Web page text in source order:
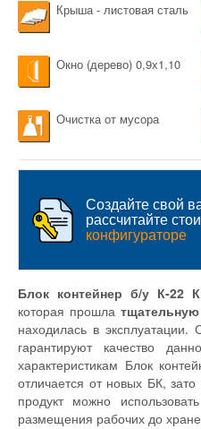
Крыша - листовая сталь
Окно (дерево) 0,9х1,10
Очистка от мусора
Создайте свой
рассчитайте
конфигураторе
Блок контейнер б/у К-22
которая прошла
находилась в
гарантируют качество
характеристикам Блок
отличается от новых БК, зато
продукт можно
размещения рабочих до